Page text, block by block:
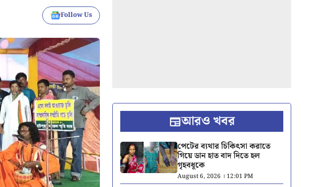
Follow Us
আরও খবর
পেটের ব্যথার চিকিৎসা করাতে
গিয়ে ডান হাত বাদ দিতে হল
গৃহবধূকে
August 6, 2026 । 12:01 PM